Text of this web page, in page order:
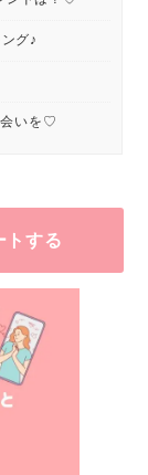
グ♪
会いを♡
トする